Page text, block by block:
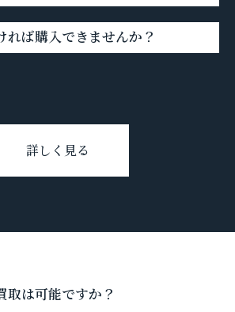
れば購入できませんか？
詳しく見る
取は可能ですか？